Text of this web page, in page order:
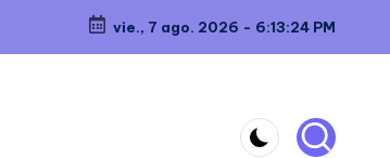
vie., 7 ago. 2026 - 6:13:24 PM